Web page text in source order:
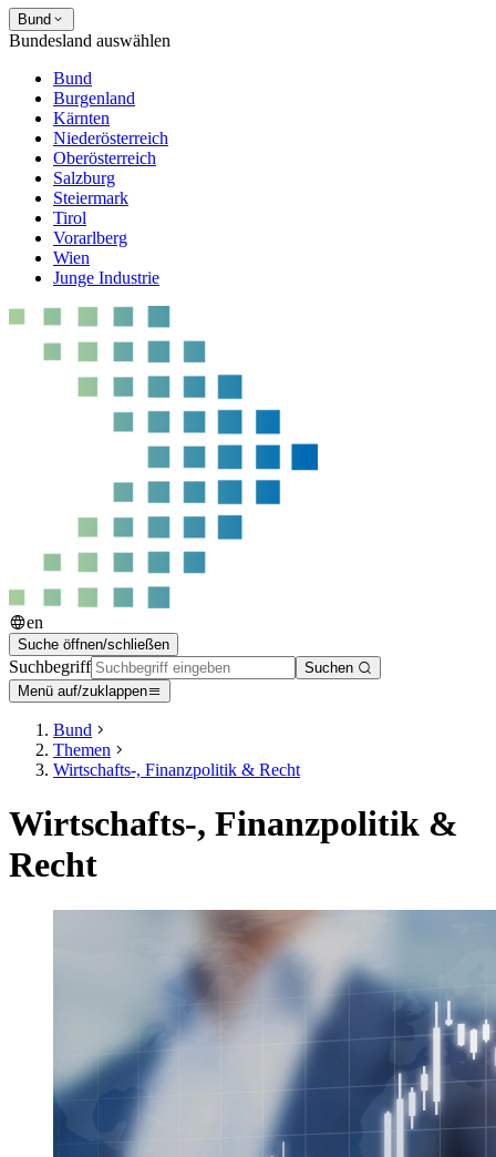
Bund
Bundesland auswählen
Bund
Burgenland
Kärnten
Niederösterreich
Oberösterreich
Salzburg
Steiermark
Tirol
Vorarlberg
Wien
Junge Industrie
en
Suche öffnen/schließen
Suchbegriff
Suchen
Menü auf/zuklappen
Bund
Themen
Wirtschafts-, Finanzpolitik & Recht
Wirtschafts-, Finanzpolitik &
Recht